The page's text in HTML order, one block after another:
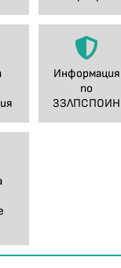
Информация
по
ЗЗЛПСПОИН